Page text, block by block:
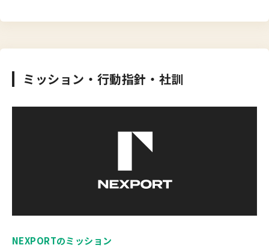
ミッション・行動指針・社訓
NEXPORTのミッション